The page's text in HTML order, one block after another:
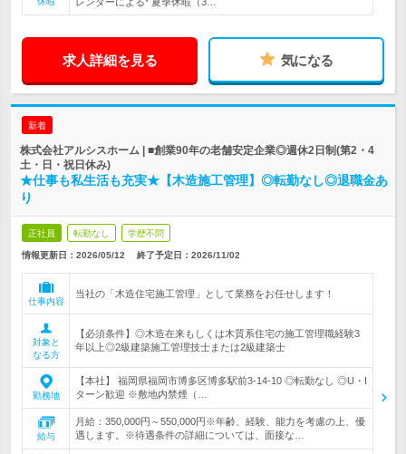
求人詳細を見る 気になる
新着
株式会社アルシスホーム | ■創業90年の老舗安定企業◎週休2日制(第2・4
土・日・祝日休み)
★仕事も私生活も充実★【木造施工管理】◎転勤なし◎退職金あ
り
正社員 転勤なし 学歴不問
情報更新日：2026/05/12 終了予定日： 2026/11/02
仕事内容
当社の「木造住宅施工管理」として業務をお任せします！
対象と
なる方
【必須条件】◎木造在来もしくは木質系住宅の施工管理職経験3
年以上◎2級建築施工管理技士または2級建築士
勤務地
【本社】 福岡県福岡市博多区博多駅前3-14-10 ◎転勤なし ◎U・I
ターン歓迎 ※敷地内禁煙（…
給与
月給：350,000円～550,000円※年齢、経験、能力を考慮の上、優
遇します。※待遇条件の詳細については、面接な…